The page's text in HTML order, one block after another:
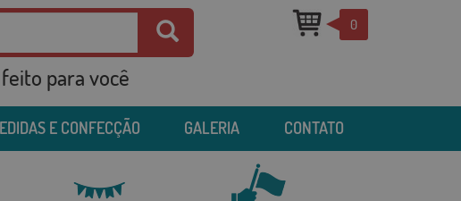
para você
0
E CONFECÇÃO GALERIA CONTATO